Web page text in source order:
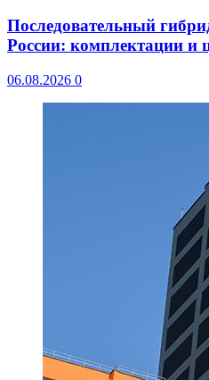
Последовательный
России: комплектации и
06.08.2026 0